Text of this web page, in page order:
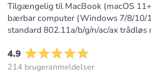
Tilgængelig til MacBook (macOS
bærbar computer (Windows 7/8/10/
standard 802.11a/b/g/n/ac/ax
4.9
214 brugeranmeldelser